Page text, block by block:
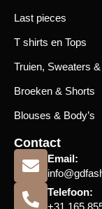
Last pieces
T shirts en Tops
Truien, Sweaters
Broeken & Shorts
Blouses & Body’s
Contact
Email:
Telefoon:
+31 165